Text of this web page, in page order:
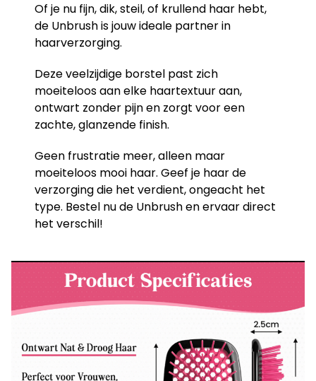
Of je nu fijn, dik, steil, of krullend haar hebt,
de Unbrush is jouw ideale partner in
haarverzorging.
Deze veelzijdige borstel past zich
moeiteloos aan elke haartextuur aan,
ontwart zonder pijn en zorgt voor een
zachte, glanzende finish.
Geen frustratie meer, alleen maar
moeiteloos mooi haar. Geef je haar de
verzorging die het verdient, ongeacht het
type. Bestel nu de Unbrush en ervaar direct
het verschil!